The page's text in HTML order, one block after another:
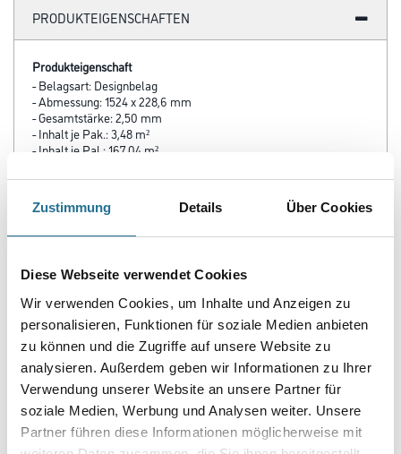
Zustimmung Details Über Cookies
Diese Webseite verwendet Cookies
Wir verwenden Cookies, um Inhalte und Anzeigen zu
personalisieren, Funktionen für soziale Medien anbieten
zu können und die Zugriffe auf unsere Website zu
analysieren. Außerdem geben wir Informationen zu Ihrer
Verwendung unserer Website an unsere Partner für
soziale Medien, Werbung und Analysen weiter. Unsere
Partner führen diese Informationen möglicherweise mit
PRODUKTEIGENSCHAFTEN
Produkteigenschaft
- Belagsart: Designbelag
- Abmessung: 1524 x 228,6 mm
- Gesamtstärke: 2,50 mm
- Inhalt je Pak.: 3,48 m²
- Inhalt je Pal.: 167,04 m²
- Nutzschicht: 0,55 mm
- Nutzungsklasse: 23 / 33 / 42
- Fußbodenheizung: geeignet, max. 27 °C
ZUSATZINFOS
GEFAHRENHINWEISE